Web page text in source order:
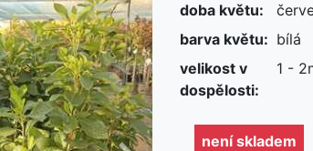
doba květu:
barva květu: bílá
velikost v
dospělosti:
1 -
není skladem